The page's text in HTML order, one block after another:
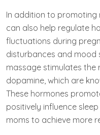
In addition to
can also help regulate
fluctuations during
disturbances and mood
massage stimulates the
dopamine, which are
These hormones
positively influence
moms to achieve more